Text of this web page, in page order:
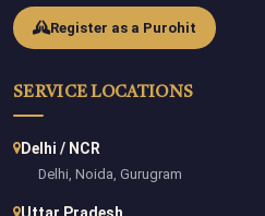
Register as a Purohit
SERVICE LOCATIONS
Delhi / NCR
Delhi, Noida, Gurugram